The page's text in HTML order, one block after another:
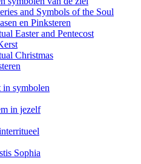
and Symbols of the Soul
en Pinksteren
Easter and Pentecost
Christmas
in symbolen
in jezelf
Sophia